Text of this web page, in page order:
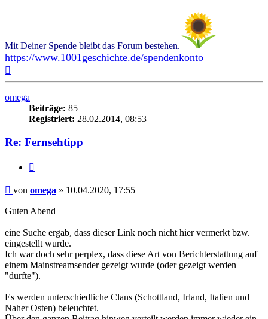
Mit Deiner Spende bleibt das Forum bestehen.
https://www.1001geschichte.de/spendenkonto
omega
Beiträge: 85
Registriert: 28.02.2014, 08:53
Re: Fernsehtipp
Beitrag
von omega » 10.04.2020, 17:55
Guten Abend
eine Suche ergab, dass dieser Link noch nicht hier vermerkt bzw.
eingestellt wurde.
Ich war doch sehr perplex, dass diese Art von Berichterstattung auf
einem Mainstreamsender gezeigt wurde (oder gezeigt werden
"durfte").
Es werden unterschiedliche Clans (Schottland, Irland, Italien und
Naher Osten) beleuchtet.